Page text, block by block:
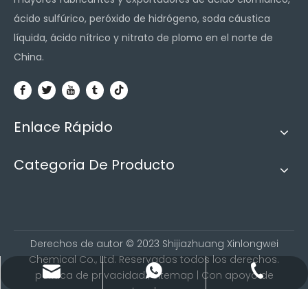
ácido sulfúrico, peróxido de hidrógeno, soda cáustica
líquida, ácido nítrico y nitrato de plomo en el norte de
China.
Enlace Rápido
Categoria De Producto
admin@sjzxlwhg.com
+86-18132062210
+86-311-87580601
Derechos de autor © 2023 Shijiazhuang Xinlongwei
Chemical Co., Ltd. Reservados todos los derechos.
política de privacidad|Sitemap | Con apoyo de